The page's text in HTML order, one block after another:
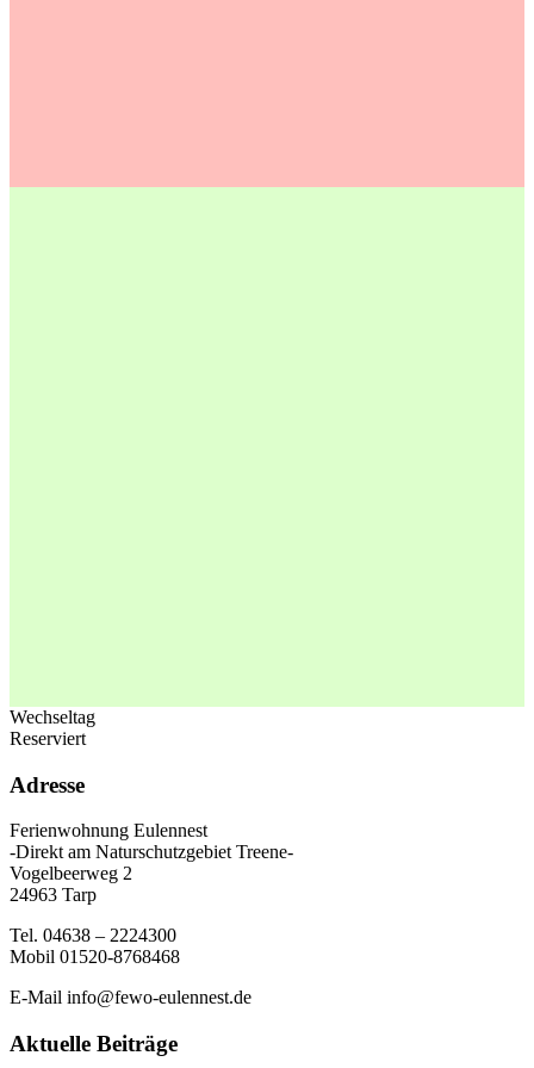
Wechseltag
Reserviert
Adresse
Ferienwohnung Eulennest
-Direkt am Naturschutzgebiet Treene-
Vogelbeerweg 2
24963 Tarp
Tel. 04638 – 2224300
Mobil 01520-8768468
E-Mail info@fewo-eulennest.de
Aktuelle Beiträge